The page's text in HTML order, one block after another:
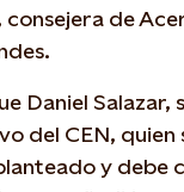
de
Daniel
del CEN, quien
y debe